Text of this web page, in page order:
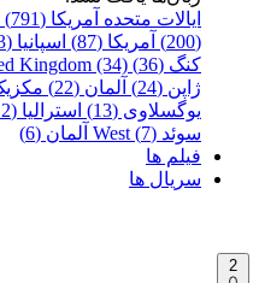
ایالات متحده آمریکا (791)
(200)
آمریکا (87) اسپانیا (63)
کنگ (36)
Kingdom (34)
ژاپن (24)
آلمان (22) مکزیک
یوگسلاوی (13)
استرالیا (12)
سوئد (7)
West آلمان (6)
فیلم ها
سریال ها
2